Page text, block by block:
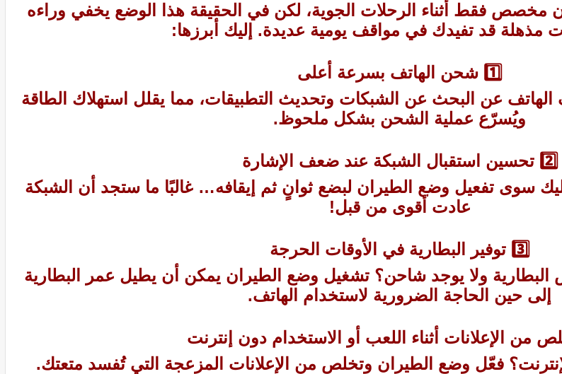
مخصص فقط أثناء الرحلات الجوية، لكن في الحقيقة هذا الوضع يخفي وراءه
مذهلة قد تفيدك في مواقف يومية عديدة. إليك أبرزها:
1️⃣ شحن الهاتف بسرعة أعلى
عن البحث عن الشبكات وتحديث التطبيقات، مما يقلل استهلاك الطاقة
ويُسرّع عملية الشحن بشكل ملحوظ.
2️⃣ تحسين استقبال الشبكة عند ضعف الإشارة
سوى تفعيل وضع الطيران لبضع ثوانٍ ثم إيقافه… غالبًا ما ستجد أن الشبكة
عادت أقوى من قبل!
3️⃣ توفير البطارية في الأوقات الحرجة
ولا يوجد شاحن؟ تشغيل وضع الطيران يمكن أن يطيل عمر البطارية
إلى حين الحاجة الضرورية لاستخدام الهاتف.
فعّل وضع الطيران وتخلص من الإعلانات المزعجة التي تُفسد متعتك.